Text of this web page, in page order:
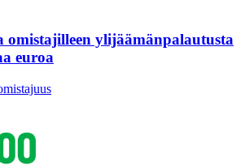
omistajilleen ylijäämänpalautusta
euroa